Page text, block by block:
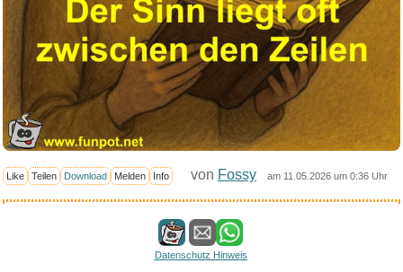
Like Teilen Download Melden Info von Fossy am 11.05.2026 um 0:36 Uhr
Datenschutz Hinweis